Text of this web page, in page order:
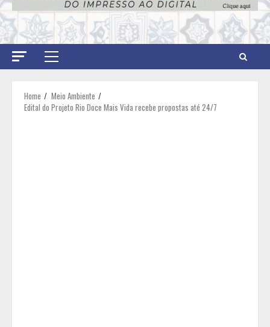
Primary
Home
Meio Ambiente
Edital do Projeto Rio Doce Mais Vida recebe propostas até 24/7